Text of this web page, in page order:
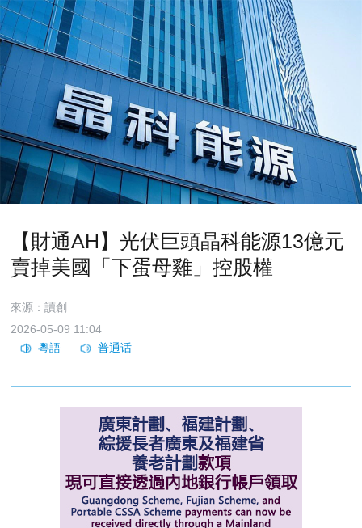
【財通AH】光伏巨頭晶科能源13億元
賣掉美國「下蛋母雞」控股權
來源：讀創
2026-05-09 11:04